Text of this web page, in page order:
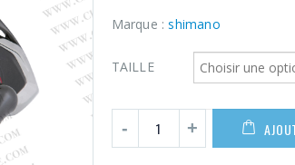
à
Marque :shimano
TAILLE